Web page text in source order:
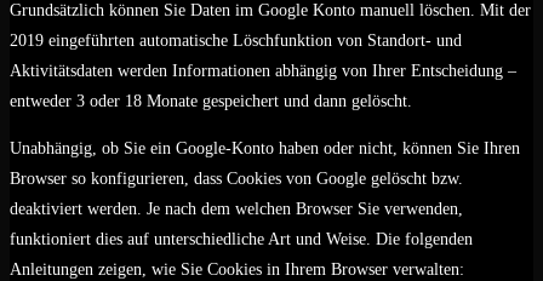
Grundsätzlich können Sie Daten im Google Konto manuell löschen. Mit der
2019 eingeführten automatische Löschfunktion von Standort- und
Aktivitätsdaten werden Informationen abhängig von Ihrer Entscheidung –
entweder 3 oder 18 Monate gespeichert und dann gelöscht.
Unabhängig, ob Sie ein Google-Konto haben oder nicht, können Sie Ihren
Browser so konfigurieren, dass Cookies von Google gelöscht bzw.
deaktiviert werden. Je nach dem welchen Browser Sie verwenden,
funktioniert dies auf unterschiedliche Art und Weise. Die folgenden
Anleitungen zeigen, wie Sie Cookies in Ihrem Browser verwalten: